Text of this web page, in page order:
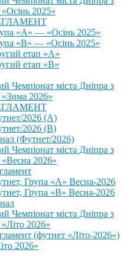
2025»
«А» — «Осінь 2025»
«В» — «Осінь 2025»
етап «А»
етап «В»
Чемпіонат міста Дніпра з
2026»
2026 (А)
2026 (В)
(Футнет/2026)
Чемпіонат міста Дніпра з
2026»
Група «А» Весна-2026
Група «В» Весна-2026
Чемпіонат міста Дніпра з
2026»
(футнет «Літо-2026»)
2026»